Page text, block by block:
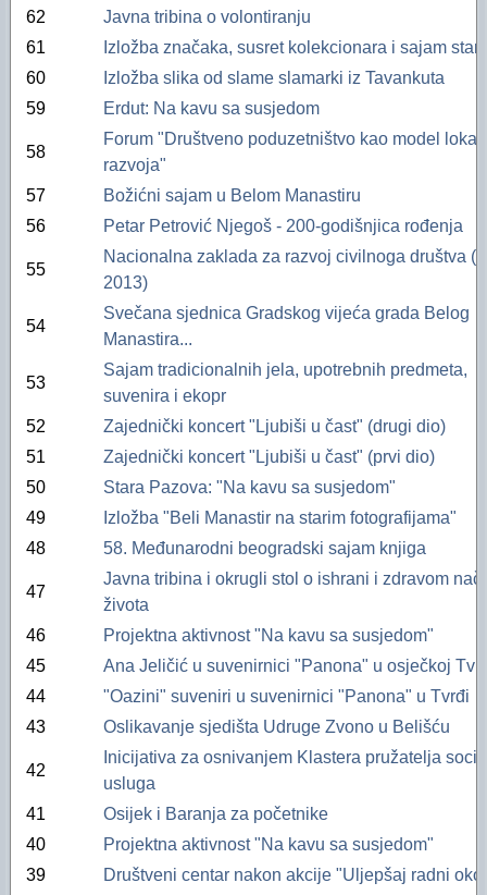
"Oazini" fotoalbumi na Facebooku (2012)
"Oazini" fotoalbumi na Facebooku (2011)
Audio- i videozapisi na YouTubeu
Izvještaj za 2016. godinu
Izvještaj za 2015. godinu
Izvještaj za 2014. godinu
Izvještaj za 2013. godinu
Izvještaj za 2012. godinu
Izvještaj za 2011. godinu
Izvještaj za 2010. godinu
Izvještaj za 2009. godinu
Izvještaj za 2008. godinu
Izvještaj za 2007. godinu
Financijski plan i Program rada Oaze za 2026
Financijski plan i Program rada Oaze za 2025
Financijski plan i Program rada Oaze za 2024.
Financijski plan i Program rada Oaze za 2023.
Izvještaj za 2006. godinu
Izvještaj za 2005. godinu
62
Javna tribina o volontiranju
61
Izložba značaka, susret kolekcionara i sajam
60
Izložba slika od slame slamarki iz Tavankuta
59
Erdut: Na kavu sa susjedom
58
Forum "Društveno poduzetništvo kao model
razvoja"
57
Božićni sajam u Belom Manastiru
56
Petar Petrović Njegoš - 200-godišnjica rođenja
55
Nacionalna zaklada za razvoj civilnoga društva
2013)
54
Svečana sjednica Gradskog vijeća grada Belog
Manastira...
53
Sajam tradicionalnih jela, upotrebnih predmeta,
suvenira i ekopr
52
Zajednički koncert "Ljubiši u čast" (drugi dio)
51
Zajednički koncert "Ljubiši u čast" (prvi dio)
50
Stara Pazova: "Na kavu sa susjedom"
49
Izložba "Beli Manastir na starim fotografijama"
48
58. Međunarodni beogradski sajam knjiga
47
Javna tribina i okrugli stol o ishrani i zdravom
života
46
Projektna aktivnost "Na kavu sa susjedom"
45
Ana Jeličić u suvenirnici "Panona" u osječkoj
44
"Oazini" suveniri u suvenirnici "Panona" u Tvrđi
43
Oslikavanje sjedišta Udruge Zvono u Belišću
42
Inicijativa za osnivanjem Klastera pružatelja
usluga
41
Osijek i Baranja za početnike
40
Projektna aktivnost "Na kavu sa susjedom"
39
Društveni centar nakon akcije "Uljepšaj radni